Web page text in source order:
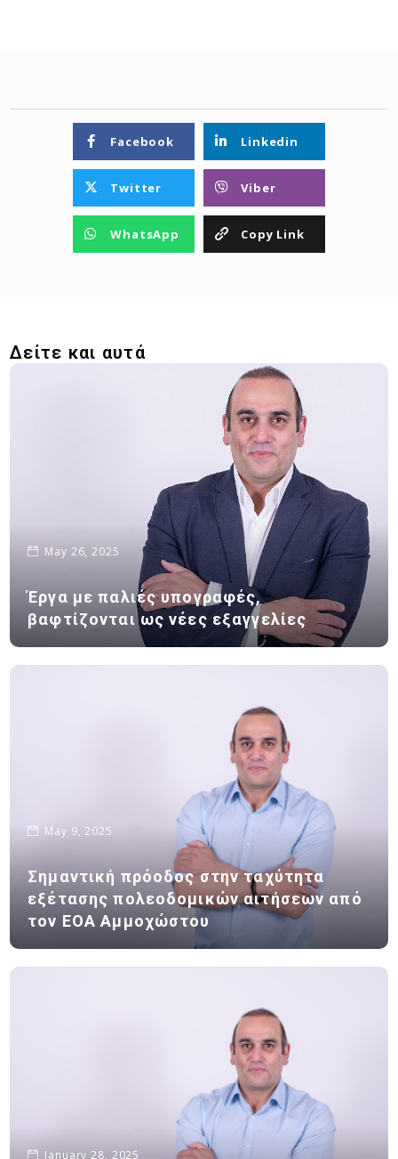
Facebook Linkedin
Twitter Viber
WhatsApp Copy Link
Δείτε και αυτά
May 26, 2025
Έργα με παλιές υπογραφές,
βαφτίζονται ως νέες εξαγγελίες
May 9, 2025
Σημαντική πρόοδος στην ταχύτητα
εξέτασης πολεοδομικών αιτήσεων από
τον ΕΟΑ Αμμοχώστου
January 28, 2025